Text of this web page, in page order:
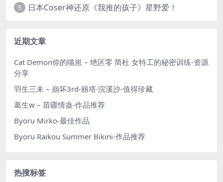
5 日本Coser神还原《我推的孩子》星野爱！
近期文章
Cat Demon你的喵崽 – 绝区零 简杜 女特工的秘密训练-资源
分享
羽生三未 – 崩坏3rd-丽塔·浣溪沙-值得珍藏
葛生w – 苗疆情蛊-作品推荐
Byoru Mirko-最佳作品
Byoru Raikou Summer Bikini-作品推荐
热搜标签